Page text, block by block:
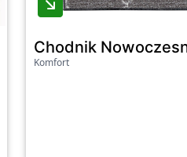
80Cm
Chodnik
Komfort